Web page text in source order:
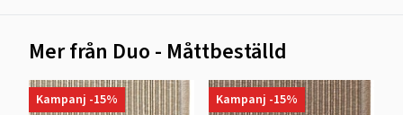
Mer från Duo - Måttbeställd
Kampanj -15% Kampanj -15%